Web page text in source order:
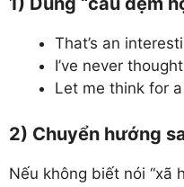
That’s an
I’ve never
Let me think for
2) Chuyển hướng
Nếu không biết nói “xã